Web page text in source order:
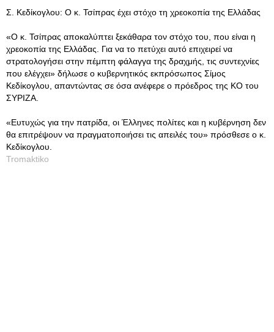
Σ. Κεδίκογλου: Ο κ. Τσίπρας έχει στόχο τη χρεοκοπία της Ελλάδας
«Ο κ. Τσίπρας αποκαλύπτει ξεκάθαρα τον στόχο του, που είναι η
χρεοκοπία της Ελλάδας. Για να το πετύχει αυτό επιχειρεί να
στρατολογήσει στην πέμπτη φάλαγγα της δραχμής, τις συντεχνίες
που ελέγχει» δήλωσε ο κυβερνητικός εκπρόσωπος Σίμος
Κεδίκογλου, απαντώντας σε όσα ανέφερε ο πρόεδρος της ΚΟ του
ΣΥΡΙΖΑ.
«Ευτυχώς για την πατρίδα, οι Έλληνες πολίτες και η κυβέρνηση δεν
θα επιτρέψουν να πραγματοποιήσει τις απειλές του» πρόσθεσε ο κ.
Κεδίκογλου.
Tromaktiko